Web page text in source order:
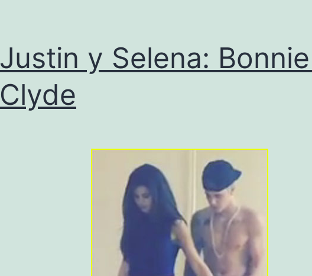
Justin y Selena:
Clyde